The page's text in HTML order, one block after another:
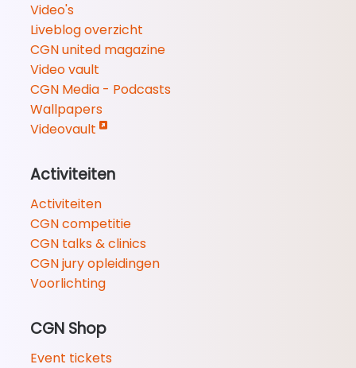
Video's
Liveblog overzicht
CGN united magazine
Video vault
CGN Media - Podcasts
Wallpapers
Videovault
Activiteiten
Activiteiten
CGN competitie
CGN talks & clinics
CGN jury opleidingen
Voorlichting
CGN Shop
Event tickets